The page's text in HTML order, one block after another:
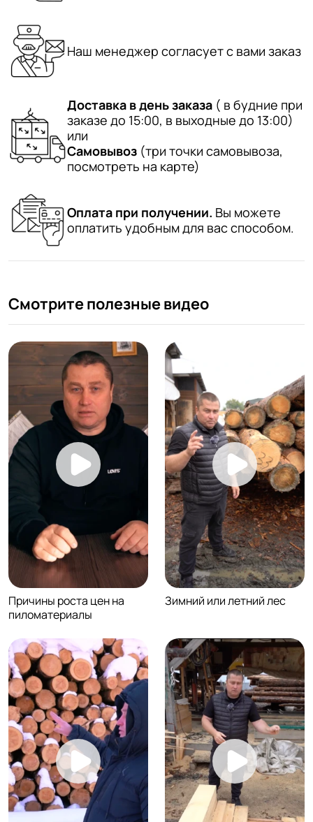
Наш менеджер согласует с вами заказ
Доставка в день заказа ( в будние при
заказе до 15:00, в выходные до 13:00)
или
Самовывоз (три точки самовывоза,
посмотреть на карте)
Оплата при получении. Вы можете
оплатить удобным для вас способом.
Смотрите полезные видео
Причины роста цен на
пиломатериалы
Зимний или летний лес